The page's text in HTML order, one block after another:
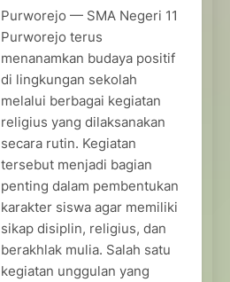
Purworejo — SMA Negeri 11
Purworejo terus
menanamkan budaya positif
di lingkungan sekolah
melalui berbagai kegiatan
religius yang dilaksanakan
secara rutin. Kegiatan
tersebut menjadi bagian
penting dalam pembentukan
karakter siswa agar memiliki
sikap disiplin, religius, dan
berakhlak mulia. Salah satu
kegiatan unggulan yang